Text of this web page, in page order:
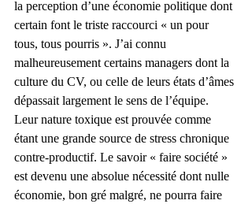
la perception d’une économie politique dont
certain font le triste raccourci « un pour
tous, tous pourris ». J’ai connu
malheureusement certains managers dont la
culture du CV, ou celle de leurs états d’âmes
dépassait largement le sens de l’équipe.
Leur nature toxique est prouvée comme
étant une grande source de stress chronique
contre-productif. Le savoir « faire société »
est devenu une absolue nécessité dont nulle
économie, bon gré malgré, ne pourra faire